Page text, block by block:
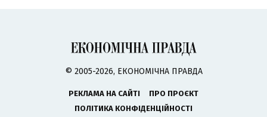
© 2005-2026, ЕКОНОМІЧНА ПРАВДА
РЕКЛАМА НА САЙТІ
ПРО ПРОЄКТ
ПОЛІТИКА КОНФІДЕНЦІЙНОСТІ